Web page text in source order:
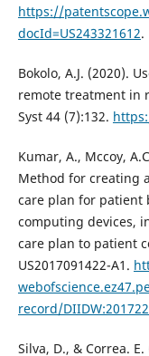
https://
docId=US243321612.
Bokolo, A.J. (2020).
remote treatment in
Syst 44 (7):132.
Kumar, A., Mccoy,
Method for creating
care plan for patient
computing devices,
care plan to patient
US2017091422-A1.
record/
Silva, D., & Correa.